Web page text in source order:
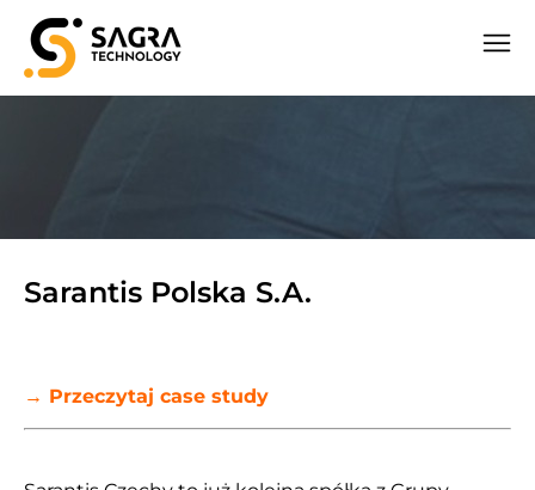
Sarantis Polska S.A.
→ Przeczytaj case study